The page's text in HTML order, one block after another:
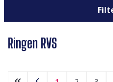
Ringen RVS